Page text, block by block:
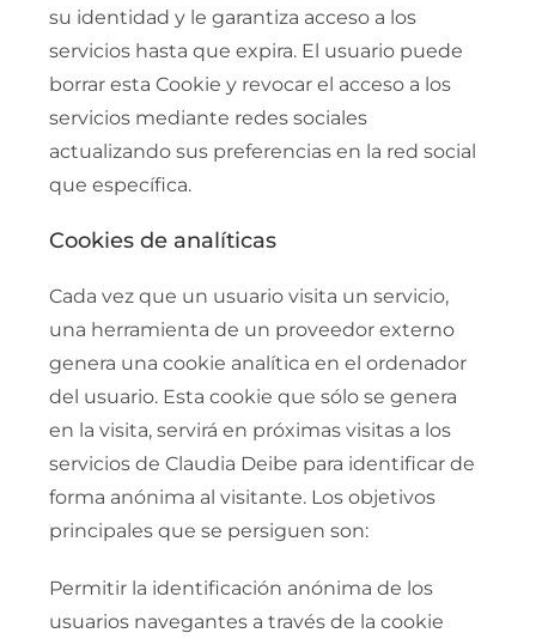
su identidad y le garantiza acceso a los
servicios hasta que expira. El usuario puede
borrar esta Cookie y revocar el acceso a los
servicios mediante redes sociales
actualizando sus preferencias en la red social
que específica.
Cookies de analíticas
Cada vez que un usuario visita un servicio,
una herramienta de un proveedor externo
genera una cookie analítica en el ordenador
del usuario. Esta cookie que sólo se genera
en la visita, servirá en próximas visitas a los
servicios de Claudia Deibe para identificar de
forma anónima al visitante. Los objetivos
principales que se persiguen son:
Permitir la identificación anónima de los
usuarios navegantes a través de la cookie